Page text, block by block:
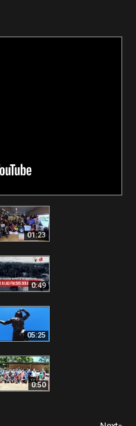
01:23
0:49
05:25
0:50